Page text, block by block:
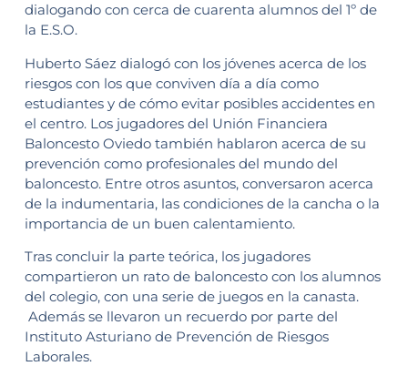
dialogando con cerca de cuarenta alumnos del 1º de
la E.S.O.
Huberto Sáez dialogó con los jóvenes acerca de los
riesgos con los que conviven día a día como
estudiantes y de cómo evitar posibles accidentes en
el centro. Los jugadores del Unión Financiera
Baloncesto Oviedo también hablaron acerca de su
prevención como profesionales del mundo del
baloncesto. Entre otros asuntos, conversaron acerca
de la indumentaria, las condiciones de la cancha o la
importancia de un buen calentamiento.
Tras concluir la parte teórica, los jugadores
compartieron un rato de baloncesto con los alumnos
del colegio, con una serie de juegos en la canasta.
Además se llevaron un recuerdo por parte del
Instituto Asturiano de Prevención de Riesgos
Laborales.